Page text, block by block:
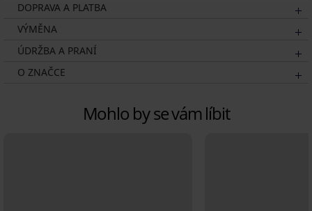
DOPRAVA A PLATBA
VÝMĚNA
ÚDRŽBA A PRANÍ
O ZNAČCE
Mohlo by se vám líbit